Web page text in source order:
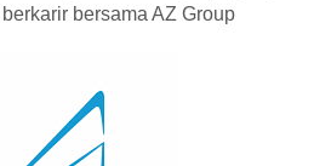
bersama AZ Group